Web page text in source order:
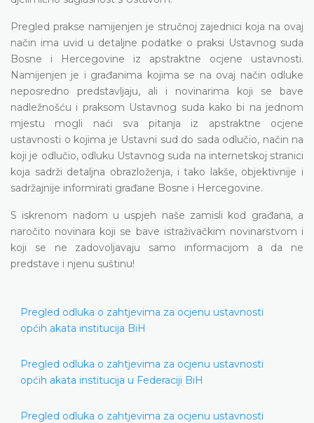
Pregled prakse namijenjen je stručnoj zajednici koja na ovaj
način ima uvid u detaljne podatke o praksi Ustavnog suda
Bosne i Hercegovine iz apstraktne ocjene ustavnosti.
Namijenjen je i građanima kojima se na ovaj način odluke
neposredno predstavljaju, ali i novinarima koji se bave
nadležnošću i praksom Ustavnog suda kako bi na jednom
mjestu mogli naći sva pitanja iz apstraktne ocjene
ustavnosti o kojima je Ustavni sud do sada odlučio, način na
koji je odlučio, odluku Ustavnog suda na internetskoj stranici
koja sadrži detaljna obrazloženja, i tako lakše, objektivnije i
sadržajnije informirati građane Bosne i Hercegovine.
S iskrenom nadom u uspjeh naše zamisli kod građana, a
naročito novinara koji se bave istraživačkim novinarstvom i
koji se ne zadovoljavaju samo informacijom a da ne
predstave i njenu suštinu!
Pregled odluka o zahtjevima za ocjenu ustavnosti
općih akata institucija BiH
Pregled odluka o zahtjevima za ocjenu ustavnosti
općih akata institucija u Federaciji BiH
Pregled odluka o zahtjevima za ocjenu ustavnosti